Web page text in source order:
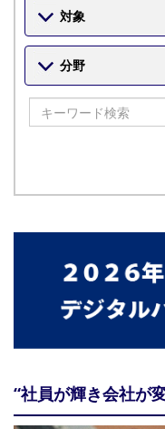
対象
分野
“社員が輝き会社が